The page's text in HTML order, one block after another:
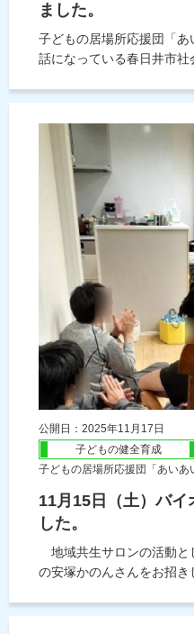
ました。
子どもの居場所応援団「
話になっている春日井市社
公開日：2025年11月17日
子どもの健全育成
子どもの居場所応援団「あいあ
11月15日（土）バイ
した。
地域共生サロンの活動と
の安塚かのんさんをお招き